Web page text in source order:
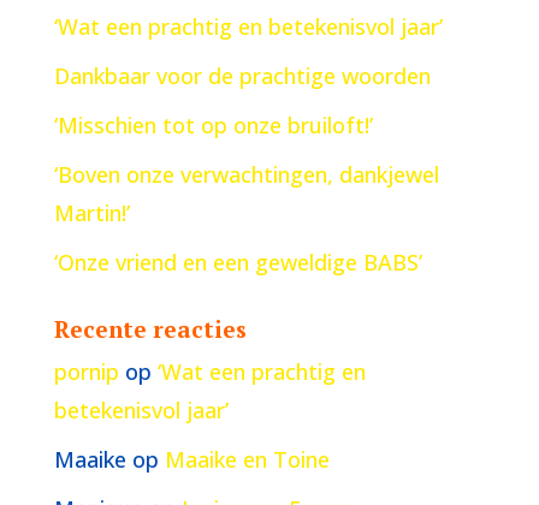
‘Wat een prachtig en betekenisvol jaar’
Dankbaar voor de prachtige woorden
‘Misschien tot op onze bruiloft!’
‘Boven onze verwachtingen, dankjewel
Martin!’
‘Onze vriend en een geweldige BABS’
Recente reacties
pornip op ‘Wat een prachtig en
betekenisvol jaar’
Maaike op Maaike en Toine